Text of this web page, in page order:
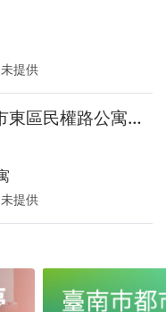
未提供
區民權路公寓36.5
未提供